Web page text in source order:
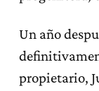
Un año
propietario,